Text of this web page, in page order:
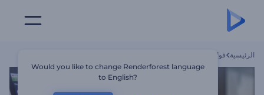
الرئيسية قوالب
Would you like to change Renderforest language
to English?